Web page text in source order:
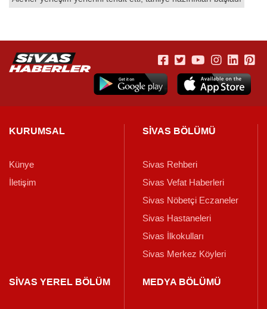
KURUMSAL
Künye
İletişim
SİVAS BÖLÜMÜ
Sivas Rehberi
Sivas Vefat Haberleri
Sivas Nöbetçi Eczaneler
Sivas Hastaneleri
Sivas İlkokulları
Sivas Merkez Köyleri
SİVAS YEREL BÖLÜM MEDYA BÖLÜMÜ